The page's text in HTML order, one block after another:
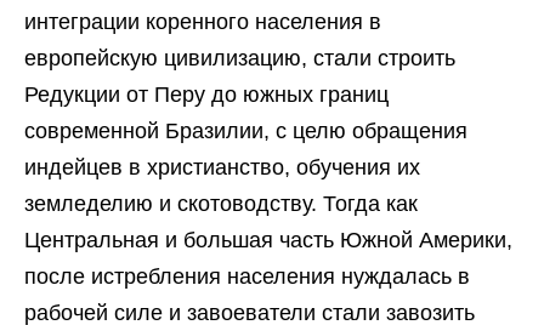
интеграции коренного населения в
европейскую цивилизацию, стали строить
Редукции от Перу до южных границ
современной Бразилии, с целю обращения
индейцев в христианство, обучения их
земледелию и скотоводству. Тогда как
Центральная и большая часть Южной Америки,
после истребления населения нуждалась в
рабочей силе и завоеватели стали завозить